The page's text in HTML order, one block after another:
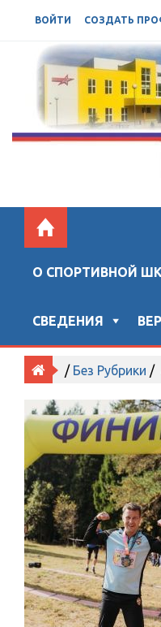
ВОЙТИ СОЗДАТЬ
БОРОВСКАЯ
Официальный сайт
О СПОРТИВНОЙ
СВЕДЕНИЯ
/ Без Рубрики /